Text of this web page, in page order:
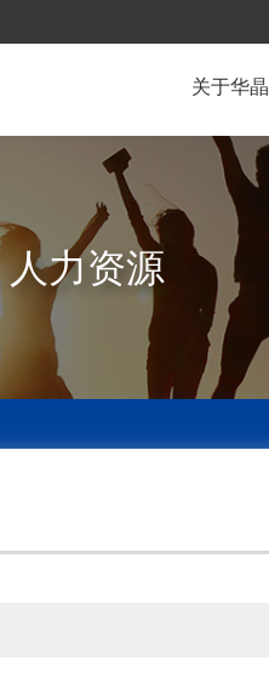
关于华晶
人力资源